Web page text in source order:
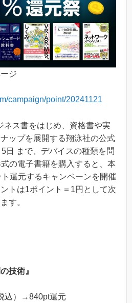
ジ
campaign/point/20241121
ネス書をはじめ、資格書や実
ップを展開する翔泳社の公式
日 まで、デバイスの種類を問
の電子書籍を購入すると、本
還元するキャンペーンを開催
トは1ポイント＝1円として次
す。
技術』
込）→840pt還元